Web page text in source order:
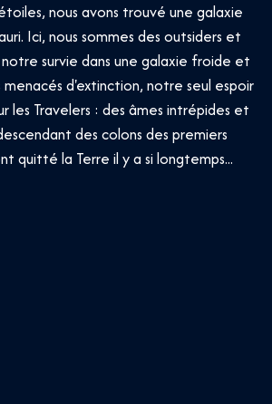
nous avons trouvé une galaxie
Ici, nous sommes des outsiders et
survie dans une galaxie froide et
menacés d'extinction, notre seul espoir
les Travelers : des âmes intrépides et
des colons des premiers
quitté la Terre il y a si longtemps...